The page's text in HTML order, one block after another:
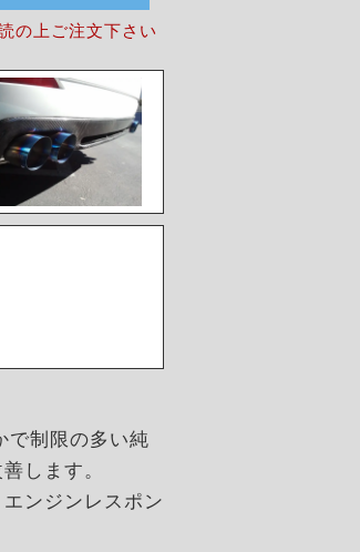
の上ご注文下さい
で制限の多い純
します。
ンジンレスポン